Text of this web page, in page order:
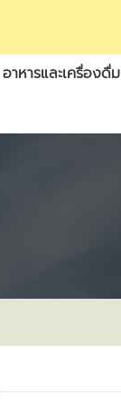
อาหารและเครื่องดื่ม